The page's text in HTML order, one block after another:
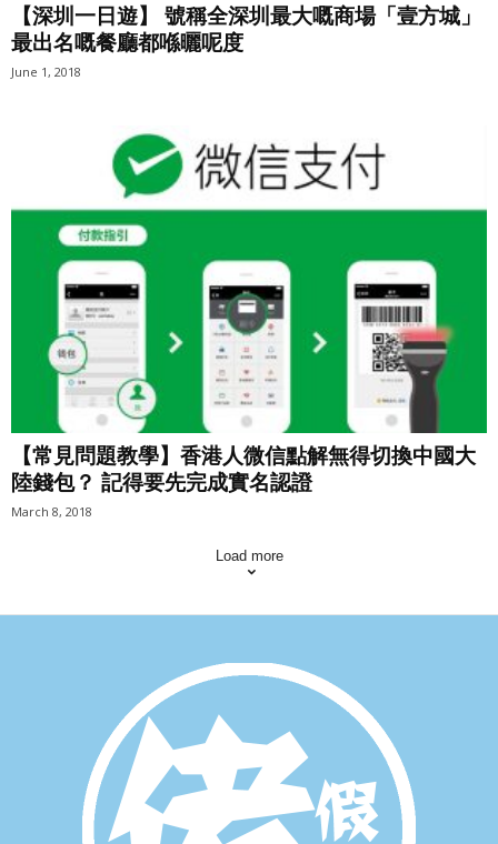
【深圳一日遊】 號稱全深圳最大嘅商場「壹方城」
最出名嘅餐廳都喺曬呢度
June 1, 2018
【常見問題教學】香港人微信點解無得切換中國大
陸錢包？ 記得要先完成實名認證
March 8, 2018
Load more